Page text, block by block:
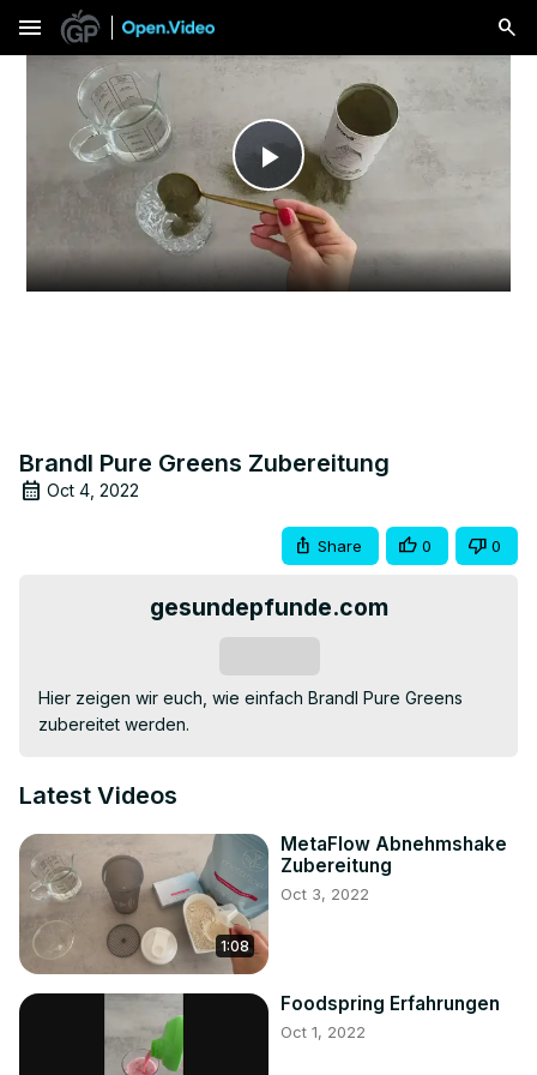
menu
Play
Video
Brandl Pure Greens Zubereitung
Oct 4, 2022
Share 0 0
gesundepfunde.com
Hier zeigen wir euch, wie einfach Brandl Pure Greens
zubereitet werden.
Latest Videos
1:08
MetaFlow Abnehmshake
Zubereitung
Oct 3, 2022
Foodspring Erfahrungen
Oct 1, 2022